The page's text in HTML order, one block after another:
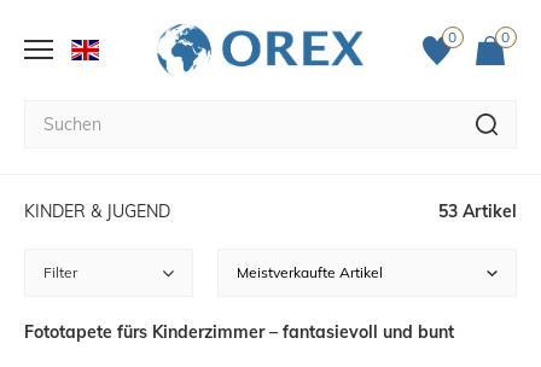
0 0
KINDER & JUGEND 53 Artikel
Filter
Fototapete fürs Kinderzimmer – fantasievoll und bunt